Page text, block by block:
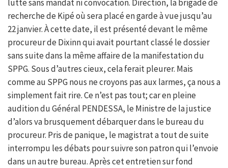
lutte sans mandat ni convocation. Direction, la brigade de
recherche de Kipé où sera placé en garde à vue jusqu’au
22 janvier. À cette date, il est présenté devant le même
procureur de Dixinn qui avait pourtant classé le dossier
sans suite dans la même affaire de la manifestation du
SPPG. Sous d’autres cieux, cela ferait pleurer. Mais
comme au SPPG nous ne croyons pas aux larmes, ça nous a
simplement fait rire. Ce n’est pas tout; car en pleine
audition du Général PENDESSA, le Ministre de la justice
d’alors va brusquement débarquer dans le bureau du
procureur. Pris de panique, le magistrat a tout de suite
interrompu les débats pour suivre son patron qui l’envoie
dans un autre bureau. Après cet entretien sur fond